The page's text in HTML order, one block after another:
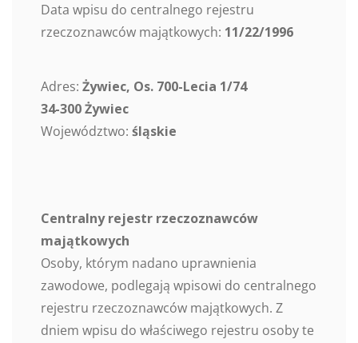
Data wpisu do centralnego rejestru
rzeczoznawców majątkowych: 11/22/1996
Adres: Żywiec, Os. 700-Lecia 1/74
34-300 Żywiec
Województwo: śląskie
Centralny rejestr rzeczoznawców
majątkowych
Osoby, którym nadano uprawnienia
zawodowe, podlegają wpisowi do centralnego
rejestru rzeczoznawców majątkowych. Z
dniem wpisu do właściwego rejestru osoby te